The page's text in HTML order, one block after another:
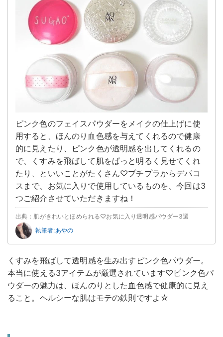
ピンク色のフェイスパウダーをメイクの仕上げに使
用すると、ほんのり血色感を与えてくれるので健康
的に見えたり、ピンク色が透明感を出してくれるの
で、くすみを飛ばして肌をぱっと明るく見せてくれ
たり、といいことがたくさん♡プチプラからデパコ
スまで、お気に入りで使用しているものを、今回は3
つご紹介させていただきますね！
出典：肌がきれいとほめられる♡お気に入り透明感パウダー3選
執筆者:あやの
くすみを飛ばして透明感を生み出すピンク色パウダー。
本当に使える3アイテムが厳選されています♡ピンク色パ
ウダーの魅力は、ほんのりとした血色感で健康的に見え
ること。ヘルシーな肌はモテの鉄則ですよ☆